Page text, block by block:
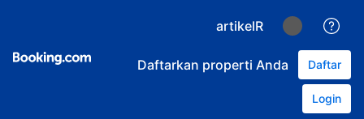
artikelR
Daftarkan properti Anda Daftar
Login